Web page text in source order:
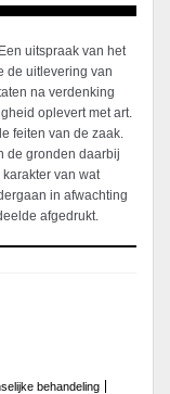
uitspraak van het
de uitlevering van
na verdenking
oplevert met art.
feiten van de zaak.
de gronden daarbij
van wat
in afwachting
afgedrukt.
behandeling